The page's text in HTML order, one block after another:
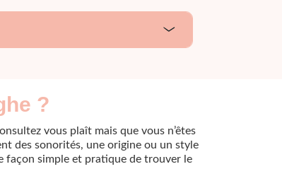
?
vous plaît mais que vous n’êtes
des sonorités, une origine ou un style
façon simple et pratique de trouver le